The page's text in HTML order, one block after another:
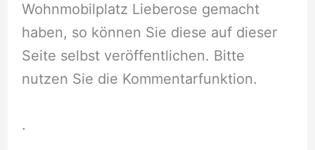
Wohnmobilplatz Lieberose gemacht
haben, so können Sie diese auf dieser
Seite selbst veröffentlichen. Bitte
nutzen Sie die Kommentarfunktion.
.